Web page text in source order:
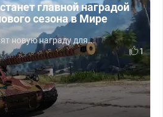
главной наградой
сезона в Мире
новую награду для...
1